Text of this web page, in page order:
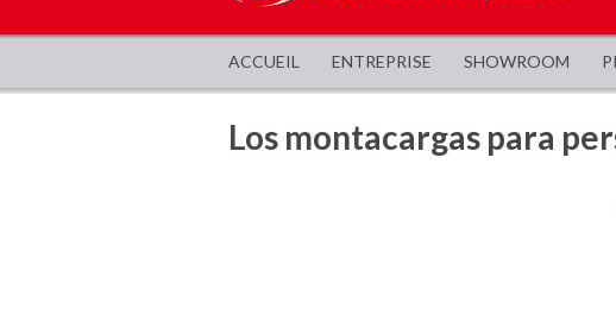
ACCUEIL ENTREPRISE SHOWROOM
Los montacargas para